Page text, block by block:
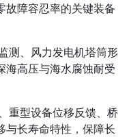
故障容忍率的关键装备
测、风力发电机塔筒形
海高压与海水腐蚀耐受
重型设备位移反馈、桥
与长寿命特性，保障长